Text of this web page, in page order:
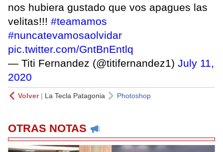
nos hubiera gustado que vos apagues las
velitas!!! #teamamos
#nuncatevamosaolvidar
pic.twitter.com/GntBnEntlq
— Titi Fernandez (@titifernandez1) July 11,
2020
Volver| La Tecla Patagonia Photoshop
OTRAS NOTAS